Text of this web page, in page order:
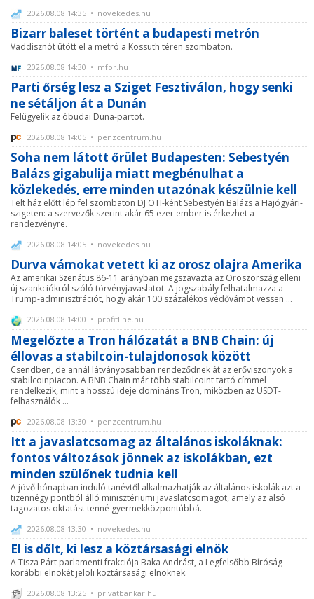
2026.08.08 14:35 • novekedes.hu
Bizarr baleset történt a budapesti metrón
Vaddisznót ütött el a metró a Kossuth téren szombaton.
2026.08.08 14:30 • mfor.hu
Parti őrség lesz a Sziget Fesztiválon, hogy senki
ne sétáljon át a Dunán
Felügyelik az óbudai Duna-partot.
2026.08.08 14:05 • penzcentrum.hu
Soha nem látott őrület Budapesten: Sebestyén
Balázs gigabulija miatt megbénulhat a
közlekedés, erre minden utazónak készülnie kell
Telt ház előtt lép fel szombaton DJ OTI-ként Sebestyén Balázs a Hajógyári-
szigeten: a szervezők szerint akár 65 ezer ember is érkezhet a
rendezvényre.
2026.08.08 14:05 • novekedes.hu
Durva vámokat vetett ki az orosz olajra Amerika
Az amerikai Szenátus 86-11 arányban megszavazta az Oroszország elleni
új szankciókról szóló törvényjavaslatot. A jogszabály felhatalmazza a
Trump-adminisztrációt, hogy akár 100 százalékos védővámot vessen ...
2026.08.08 14:00 • profitline.hu
Megelőzte a Tron hálózatát a BNB Chain: új
éllovas a stabilcoin-tulajdonosok között
Csendben, de annál látványosabban rendeződnek át az erőviszonyok a
stabilcoinpiacon. A BNB Chain már több stabilcoint tartó címmel
rendelkezik, mint a hosszú ideje domináns Tron, miközben az USDT-
felhasználók ...
2026.08.08 13:30 • penzcentrum.hu
Itt a javaslatcsomag az általános iskoláknak:
fontos változások jönnek az iskolákban, ezt
minden szülőnek tudnia kell
A jövő hónapban induló tanévtől alkalmazhatják az általános iskolák azt a
tizennégy pontból álló minisztériumi javaslatcsomagot, amely az alsó
tagozatos oktatást tenné gyermekközpontúbbá.
2026.08.08 13:30 • novekedes.hu
El is dőlt, ki lesz a köztársasági elnök
A Tisza Párt parlamenti frakciója Baka Andrást, a Legfelsőbb Bíróság
korábbi elnökét jelöli köztársasági elnöknek.
2026.08.08 13:25 • privatbankar.hu